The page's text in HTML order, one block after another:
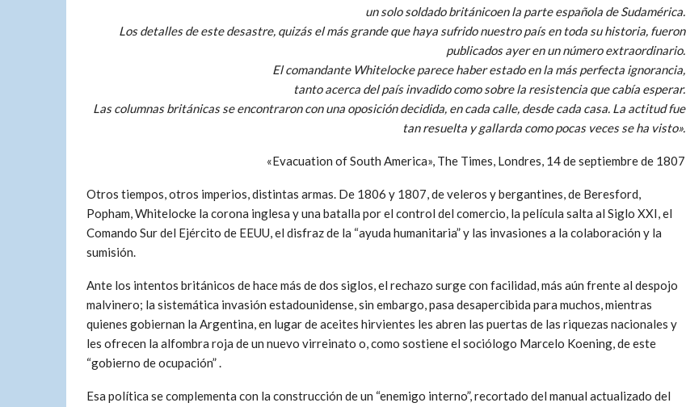
un solo soldado británicoen la parte española de Sudamérica.
Los detalles de este desastre, quizás el más grande que haya sufrido nuestro país en toda su historia, fueron
publicados ayer en un número extraordinario.
El comandante Whitelocke parece haber estado en la más perfecta ignorancia,
tanto acerca del país invadido como sobre la resistencia que cabía esperar.
Las columnas británicas se encontraron con una oposición decidida, en cada calle, desde cada casa. La actitud fue
tan resuelta y gallarda como pocas veces se ha visto».
«Evacuation of South America», The Times, Londres, 14 de septiembre de 1807
Otros tiempos, otros imperios, distintas armas. De 1806 y 1807, de veleros y bergantines, de Beresford,
Popham, Whitelocke la corona inglesa y una batalla por el control del comercio, la película salta al Siglo XXI, el
Comando Sur del Ejército de EEUU, el disfraz de la “ayuda humanitaria” y las invasiones a la colaboración y la
sumisión.
Ante los intentos británicos de hace más de dos siglos, el rechazo surge con facilidad, más aún frente al despojo
malvinero; la sistemática invasión estadounidense, sin embargo, pasa desapercibida para muchos, mientras
quienes gobiernan la Argentina, en lugar de aceites hirvientes les abren las puertas de las riquezas nacionales y
les ofrecen la alfombra roja de un nuevo virreinato o, como sostiene el sociólogo Marcelo Koening, de este
“gobierno de ocupación” .
Esa política se complementa con la construcción de un “enemigo interno”, recortado del manual actualizado del